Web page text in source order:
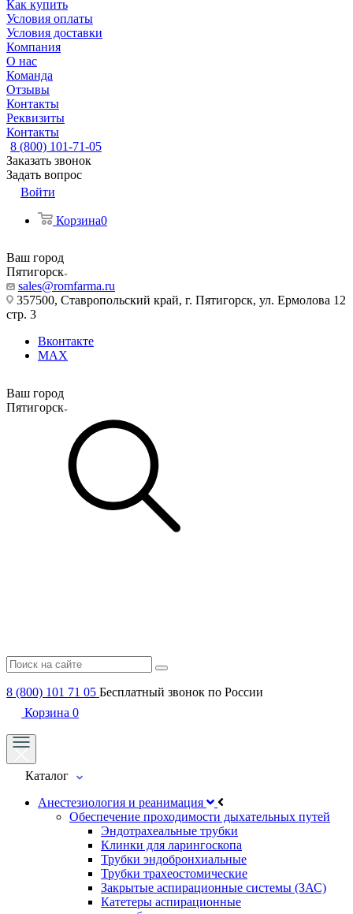
Как купить
Условия оплаты
Условия доставки
Компания
О нас
Команда
Отзывы
Контакты
Реквизиты
Контакты
8 (800) 101-71-05
Заказать звонок
Задать вопрос
Войти
Корзина0
Ваш город
Пятигорск
sales@romfarma.ru
357500, Ставропольский край, г. Пятигорск, ул. Ермолова 12
стр. 3
Вконтакте
MAX
Ваш город
Пятигорск
8 (800) 101 71 05 Бесплатный звонок по России
Корзина 0
Каталог
Анестезиология и реанимация
Обеспечение проходимости дыхательных путей
Эндотрахеальные трубки
Клинки для ларингоскопа
Трубки эндобронхиальные
Трубки трахеостомические
Закрытые аспирационные системы (ЗАС)
Катетеры аспирационные